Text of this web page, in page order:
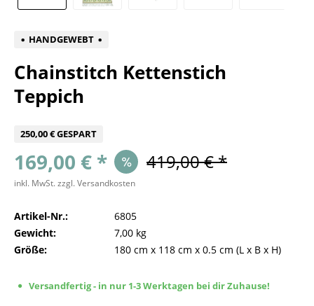
HANDGEWEBT
Chainstitch Kettenstich
Teppich
250,00 € GESPART
169,00 € * 419,00 € *
inkl. MwSt.zzgl. Versandkosten
Artikel-Nr.:
6805
Gewicht:
7,00 kg
Größe:
180 cm x 118 cm x 0.5 cm (L x B x H)
Versandfertig - in nur 1-3 Werktagen bei dir Zuhause!